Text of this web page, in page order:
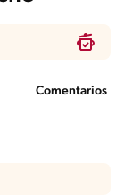
Comentarios